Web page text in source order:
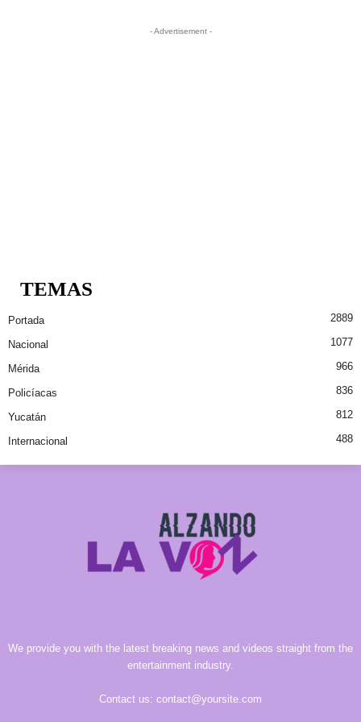
- Advertisement -
TEMAS
Portada 2889
Nacional 1077
Mérida 966
Policíacas 836
Yucatán 812
Internacional 488
We provide you with the latest breaking news and videos straight from the
entertainment industry.
Contact us: contact@yoursite.com